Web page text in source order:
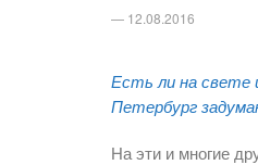
— 12.08.2016
Есть ли на свете
Петербург
На эти и многие